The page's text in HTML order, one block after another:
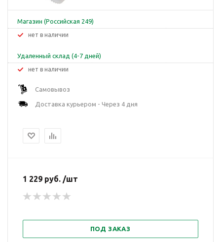
Магазин (Российская 249)
Нет в наличии
Удаленный склад (4-7 дней)
Нет в наличии
Самовывоз
Доставка курьером - Через 4 дня
1 229 руб. /шт
ПОД ЗАКАЗ